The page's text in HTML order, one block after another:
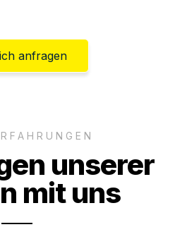
anfragen
unserer
mit uns